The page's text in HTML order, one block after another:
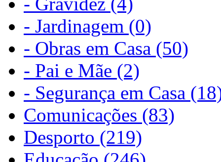
- Jardinagem (0)
- Obras em Casa (50)
- Pai e Mãe (2)
- Segurança em Casa
Comunicações (83)
Desporto (219)